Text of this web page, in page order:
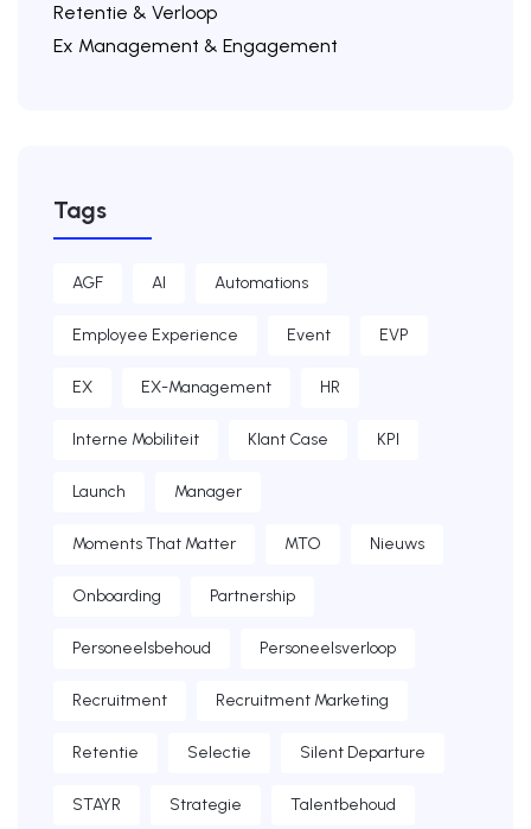
Retentie & Verloop
Ex Management & Engagement
Tags
AGF AI Automations
Employee Experience Event EVP
EX EX-Management HR
Interne Mobiliteit Klant Case KPI
Launch Manager
Moments That Matter MTO Nieuws
Onboarding Partnership
Personeelsbehoud Personeelsverloop
Recruitment Recruitment Marketing
Retentie Selectie Silent Departure
STAYR Strategie Talentbehoud